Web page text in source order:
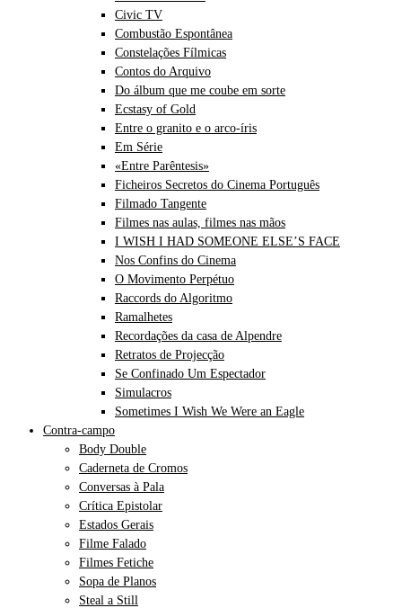
Civic TV
Combustão Espontânea
Constelações Fílmicas
Contos do Arquivo
Do álbum que me coube em sorte
Ecstasy of Gold
Entre o granito e o arco-íris
Em Série
«Entre Parêntesis»
Ficheiros Secretos do Cinema Português
Filmado Tangente
Filmes nas aulas, filmes nas mãos
I WISH I HAD SOMEONE ELSE’S FACE
Nos Confins do Cinema
O Movimento Perpétuo
Raccords do Algoritmo
Ramalhetes
Recordações da casa de Alpendre
Retratos de Projecção
Se Confinado Um Espectador
Simulacros
Sometimes I Wish We Were an Eagle
Contra-campo
Body Double
Caderneta de Cromos
Conversas à Pala
Crítica Epistolar
Estados Gerais
Filme Falado
Filmes Fetiche
Sopa de Planos
Steal a Still